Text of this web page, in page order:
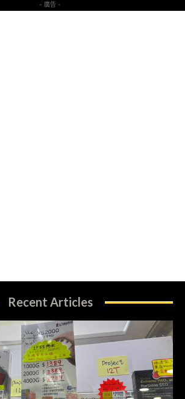
- 廣告 -
Recent Articles